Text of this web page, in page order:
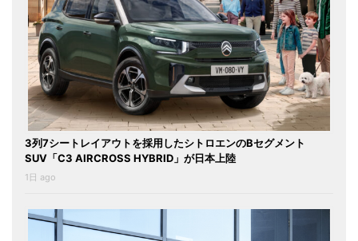
3列7シートレイアウトを採用したシトロエンのBセグメント
SUV「C3 AIRCROSS HYBRID」が日本上陸
1日 ago